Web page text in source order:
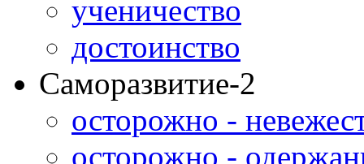
ученичество
достоинство
Саморазвитие-2
осторожно -
осторожно -